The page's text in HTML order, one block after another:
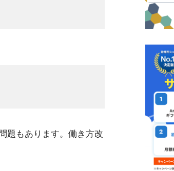
題もあります。働き方改